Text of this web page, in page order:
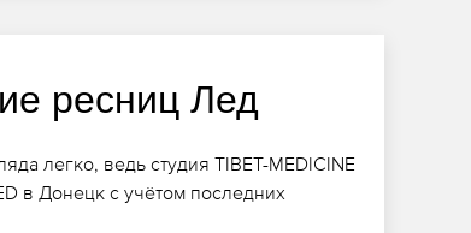
ресниц Лед
легко, ведь студия TIBET-MEDICINE
в Донецк с учётом последних